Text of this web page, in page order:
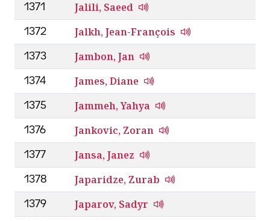
1371 Jalili, Saeed
1372 Jalkh, Jean-François
1373 Jambon, Jan
1374 James, Diane
1375 Jammeh, Yahya
1376 Jankovic, Zoran
1377 Jansa, Janez
1378 Japaridze, Zurab
1379 Japarov, Sadyr